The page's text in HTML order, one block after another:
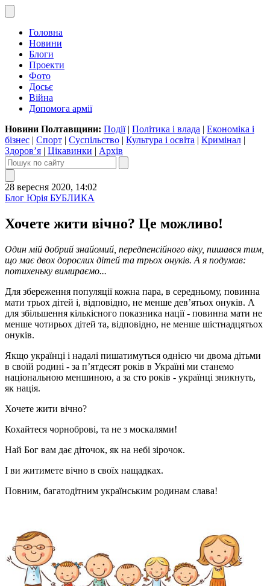
Головна
Новини
Блоги
Проекти
Фото
Досьє
Війна
Допомога армії
Новини Полтавщини: Події| Політика і влада | Економіка і
бізнес | Спорт | Суспільство | Культура і освіта | Кримінал |
Здоров’я | Цікавинки | Архів
28 вересня 2020, 14:02
Блог Юрія БУБЛИКА
Хочете жити вічно? Це можливо!
Один мій добрий знайомий, передпенсійного віку, пишався тим,
що має двох дорослих дітей та трьох онуків. А я подумав:
потихеньку вимираємо...
Для збереження популяції кожна пара, в середньому, повинна
мати трьох дітей і, відповідно, не менше дев’ятьох онуків. А
для збільшення кількісного показника нації - повинна мати не
менше чотирьох дітей та, відповідно, не менше шістнадцятьох
онуків.
Якщо українці і надалі пишатимуться однією чи двома дітьми
в своїй родині - за п’ятдесят років в Україні ми станемо
національною меншиною, а за сто років - українці зникнуть,
як нація.
Хочете жити вічно?
Кохайтеся чорноброві, та не з москалями!
Най Бог вам дає діточок, як на небі зірочок.
І ви житимете вічно в своїх нащадках.
Повним, багатодітним українським родинам слава!